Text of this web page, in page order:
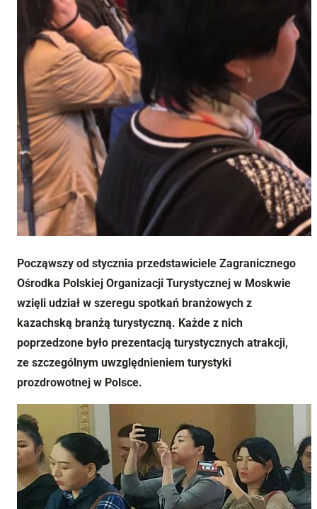
Począwszy od stycznia przedstawiciele Zagranicznego
Ośrodka Polskiej Organizacji Turystycznej w Moskwie
wzięli udział w szeregu spotkań branżowych z
kazachską branżą turystyczną. Każde z nich
poprzedzone było prezentacją turystycznych atrakcji,
ze szczególnym uwzględnieniem turystyki
prozdrowotnej w Polsce.